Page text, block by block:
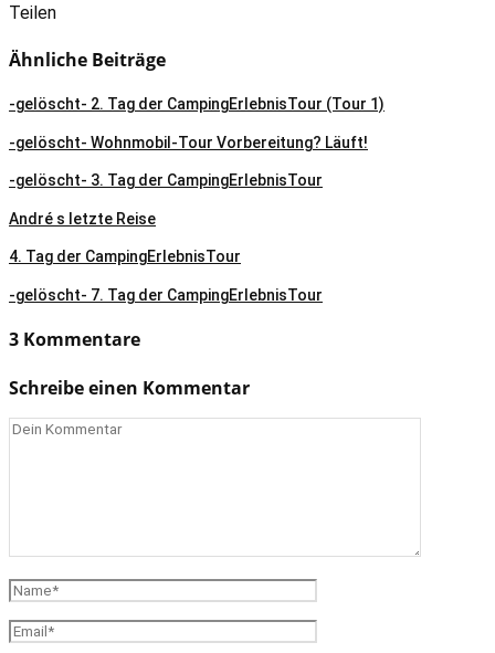
Teilen
Ähnliche Beiträge
-gelöscht- 2. Tag der CampingErlebnisTour (Tour 1)
-gelöscht- Wohnmobil-Tour Vorbereitung? Läuft!
-gelöscht- 3. Tag der CampingErlebnisTour
André s letzte Reise
4. Tag der CampingErlebnisTour
-gelöscht- 7. Tag der CampingErlebnisTour
3 Kommentare
Schreibe einen Kommentar